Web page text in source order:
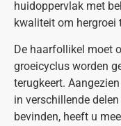
huidoppervlak met
kwaliteit om hergroei
De haarfollikel moet
groeicyclus worden
terugkeert.
in verschillende
bevinden, heeft u